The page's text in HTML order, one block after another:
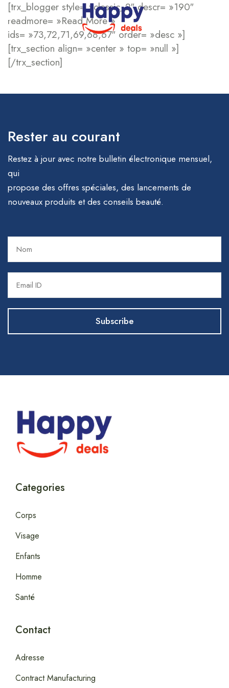
[trx_blogger style= »classic_2″ descr= »190″
readmore= »Read More »
ids= »73,72,71,69,68,67″ order= »desc »]
[trx_section align= »center » top= »null »]
[/trx_section]
Rester au courant
Restez à jour avec notre bulletin électronique mensuel,
qui
propose des offres spéciales, des lancements de
nouveaux produits et des conseils beauté.
Categories
Corps
Visage
Enfants
Homme
Santé
Contact
Adresse
Contract Manufacturing